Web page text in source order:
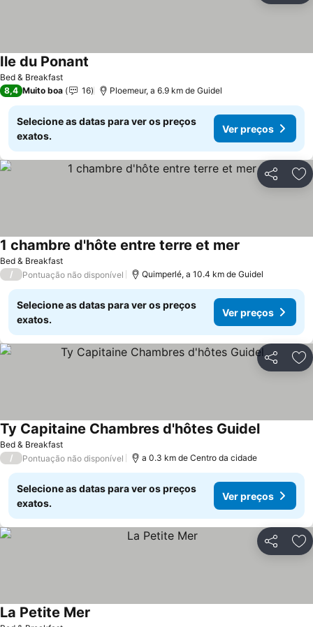
Bed & Breakfast
Ile du Ponant
8,4 Muito boa 16 Ploemeur, a 6.9 km de Guidel
Selecione as datas para ver os preços
exatos.
Ver preços
Partilhar
Bed & Breakfast
1 chambre d'hôte entre terre et mer
/ Pontuação não disponível Quimperlé, a 10.4 km de Guidel
Selecione as datas para ver os preços
exatos.
Ver preços
Partilhar
Bed & Breakfast
Ty Capitaine Chambres d'hôtes Guidel
/ Pontuação não disponível a 0.3 km de Centro da cidade
Selecione as datas para ver os preços
exatos.
Ver preços
Partilhar
La Petite Mer